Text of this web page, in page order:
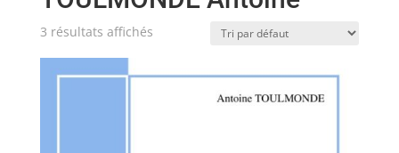
3 résultats affichés